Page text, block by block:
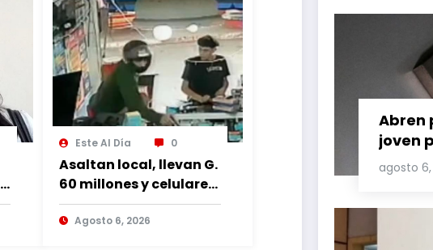
Este Al Día 0
Asaltan local, llevan G.
60 millones y celulares,
recuperan dos
celulares mediante
Agosto 6, 2026
Abren
joven
agosto